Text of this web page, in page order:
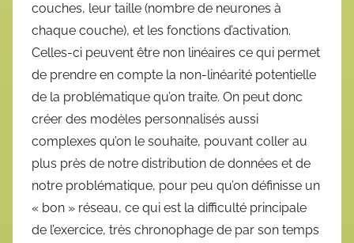
couches, leur taille (nombre de neurones à
chaque couche), et les fonctions d’activation.
Celles-ci peuvent être non linéaires ce qui permet
de prendre en compte la non-linéarité potentielle
de la problématique qu’on traite. On peut donc
créer des modèles personnalisés aussi
complexes qu’on le souhaite, pouvant coller au
plus près de notre distribution de données et de
notre problématique, pour peu qu’on définisse un
« bon » réseau, ce qui est la difficulté principale
de l’exercice, très chronophage de par son temps